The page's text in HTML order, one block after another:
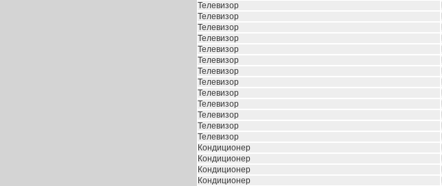
Телевизор
Телевизор
Телевизор
Телевизор
Телевизор
Телевизор
Телевизор
Телевизор
Телевизор
Телевизор
Телевизор
Телевизор
Телевизор
Кондиционер
Кондиционер
Кондиционер
Кондиционер